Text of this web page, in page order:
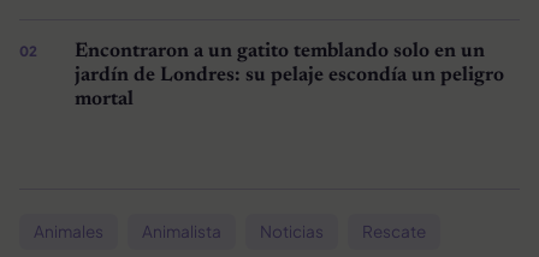
Encontraron a un gatito temblando solo en un
jardín de Londres: su pelaje escondía un peligro
mortal
Animales Animalista Noticias Rescate